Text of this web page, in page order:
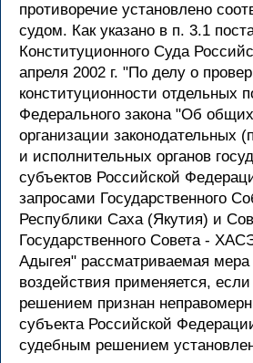
противоречие установлено
судом. Как указано в п. 3.1
Конституционного Суда
апреля 2002 г. "По делу о
конституционности отдельных
Федерального закона "Об
организации законодательных
и исполнительных органов
субъектов Российской
запросами Государственного
Республики Саха (Якутия) и
Государственного Совета -
Адыгея" рассматриваемая
воздействия применяется,
решением признан
субъекта Российской
судебным решением